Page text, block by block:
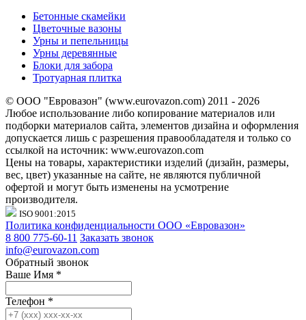
Бетонные скамейки
Цветочные вазоны
Урны и пепельницы
Урны деревянные
Блоки для забора
Тротуарная плитка
© ООО "Евровазон" (www.eurovazon.com) 2011 - 2026
Любое использование либо копирование материалов или
подборки материалов сайта, элементов дизайна и оформления
допускается лишь с разрешения правообладателя и только со
ссылкой на источник: www.eurovazon.com
Цены на товары, характеристики изделий (дизайн, размеры,
вес, цвет) указанные на сайте, не являются публичной
офертой и могут быть изменены на усмотрение
производителя.
ISO 9001:2015
Политика конфиденциальности ООО «Евровазон»
8 800 775-60-11 Заказать звонок
info@eurovazon.com
Обратный звонок
Ваше Имя *
Телефон *